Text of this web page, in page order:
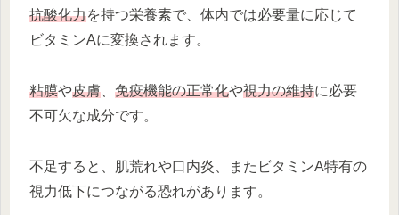
抗酸化力を持つ栄養素で、体内では必要量に応じて
ビタミンAに変換されます。
粘膜や皮膚 免疫機能の正常化や視力の維持に必要
不可欠な成分です。
不足すると、肌荒れや口内炎、またビタミンA特有の
視力低下につながる恐れがあります。